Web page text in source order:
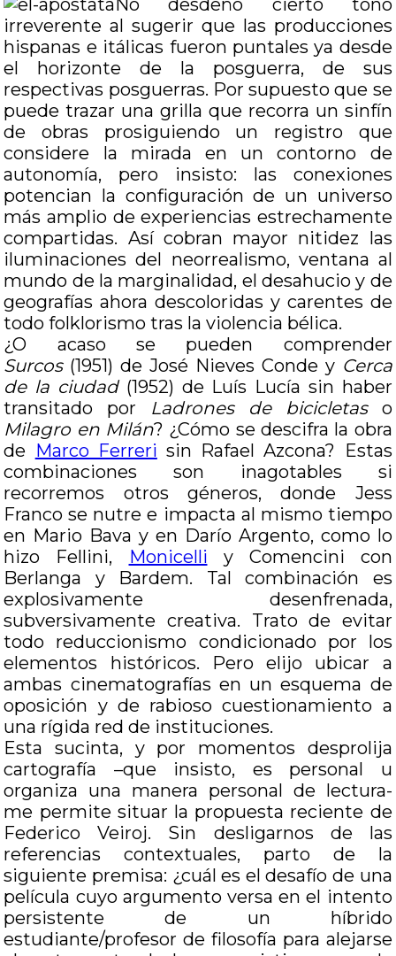
No desdeño cierto tono
irreverente al sugerir que las producciones
hispanas e itálicas fueron puntales ya desde
el horizonte de la posguerra, de sus
respectivas posguerras. Por supuesto que se
puede trazar una grilla que recorra un sinfín
de obras prosiguiendo un registro que
considere la mirada en un contorno de
autonomía, pero insisto: las conexiones
potencian la configuración de un universo
más amplio de experiencias estrechamente
compartidas. Así cobran mayor nitidez las
iluminaciones del neorrealismo, ventana al
mundo de la marginalidad, el desahucio y de
geografías ahora descoloridas y carentes de
todo folklorismo tras la violencia bélica.
¿O acaso se pueden comprender
Surcos(1951) de José Nieves Conde y Cerca
de la ciudad(1952) de Luís Lucía sin haber
transitado por Ladrones de bicicletaso
Milagro en Milán? ¿Cómo se descifra la obra
de Marco Ferreri sin Rafael Azcona? Estas
combinaciones son inagotables si
recorremos otros géneros, donde Jess
Franco se nutre e impacta al mismo tiempo
en Mario Bava y en Darío Argento, como lo
hizo Fellini,
Monicelli y Comencini con
Berlanga y Bardem. Tal combinación es
explosivamente desenfrenada,
subversivamente creativa. Trato de evitar
todo reduccionismo condicionado por los
elementos históricos. Pero elijo ubicar a
ambas cinematografías en un esquema de
oposición y de rabioso cuestionamiento a
una rígida red de instituciones.
Esta sucinta, y por momentos desprolija
cartografía –que insisto, es personal u
organiza una manera personal de lectura-
me permite situar la propuesta reciente de
Federico Veiroj. Sin desligarnos de las
referencias contextuales, parto de la
siguiente premisa: ¿cuál es el desafío de una
película cuyo argumento versa en el intento
persistente de un híbrido
estudiante/profesor de filosofía para alejarse